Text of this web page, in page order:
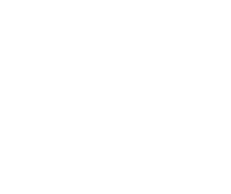
aquí !!!
de 50 o 100 grs